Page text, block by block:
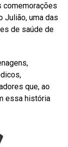
comemorações
Julião, uma das
de saúde de
que, ao
essa história